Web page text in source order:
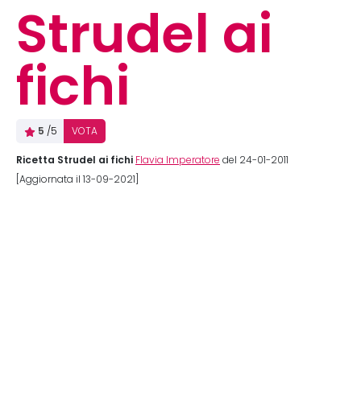
Strudel ai
fichi
5 /5 VOTA
Ricetta Strudel ai fichi Flavia Imperatore del 24-01-2011
[Aggiornata il 13-09-2021]